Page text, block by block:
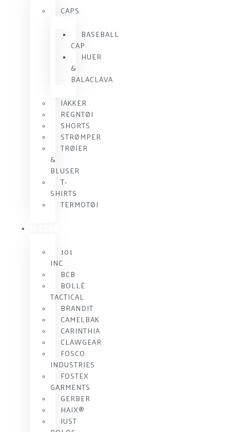
CAPS
BASEBALL
CAP
HUER
&
BALACLAVA
JAKKER
REGNTØJ
SHORTS
STRØMPER
TRØJER
&
BLUSER
T-
SHIRTS
TERMOTØJ
101
INC
BCB
BOLLÉ
TACTICAL
BRANDIT
CAMELBAK
CARINTHIA
CLAWGEAR
FOSCO
INDUSTRIES
FOSTEX
GARMENTS
GERBER
HAIX®
JUST